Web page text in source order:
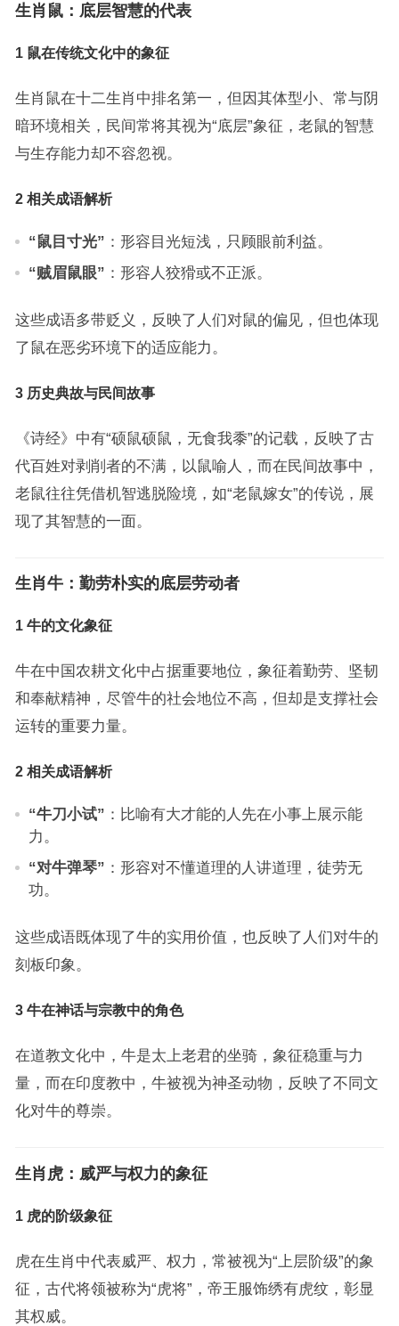
生肖鼠：底层智慧的代表
1 鼠在传统文化中的象征
生肖鼠在十二生肖中排名第一，但因其体型小、常与阴
暗环境相关，民间常将其视为“底层”象征，老鼠的智慧
与生存能力却不容忽视。
2 相关成语解析
“鼠目寸光” ：形容目光短浅，只顾眼前利益。
“贼眉鼠眼” ：形容人狡猾或不正派。
这些成语多带贬义，反映了人们对鼠的偏见，但也体现
了鼠在恶劣环境下的适应能力。
3 历史典故与民间故事
《诗经》中有“硕鼠硕鼠，无食我黍”的记载，反映了古
代百姓对剥削者的不满，以鼠喻人，而在民间故事中，
老鼠往往凭借机智逃脱险境，如“老鼠嫁女”的传说，展
现了其智慧的一面。
生肖牛：勤劳朴实的底层劳动者
1 牛的文化象征
牛在中国农耕文化中占据重要地位，象征着勤劳、坚韧
和奉献精神，尽管牛的社会地位不高，但却是支撑社会
运转的重要力量。
2 相关成语解析
“牛刀小试” ：比喻有大才能的人先在小事上展示能
力。
“对牛弹琴” ：形容对不懂道理的人讲道理，徒劳无
功。
这些成语既体现了牛的实用价值，也反映了人们对牛的
刻板印象。
3 牛在神话与宗教中的角色
在道教文化中，牛是太上老君的坐骑，象征稳重与力
量，而在印度教中，牛被视为神圣动物，反映了不同文
化对牛的尊崇。
生肖虎：威严与权力的象征
1 虎的阶级象征
虎在生肖中代表威严、权力，常被视为“上层阶级”的象
征，古代将领被称为“虎将”，帝王服饰绣有虎纹，彰显
其权威。